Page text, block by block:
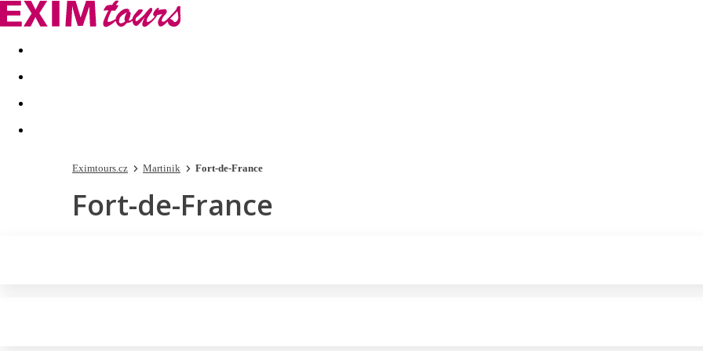
Akční nabídky Last minute
Eximtours.cz Martinik Fort-de-France
Fort-de-France